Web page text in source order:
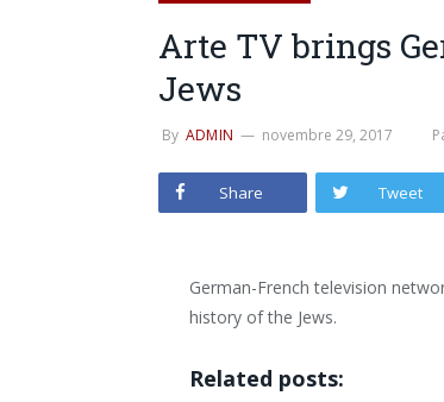
Arte TV brings
Jews
By ADMIN novembre 29, 2017
Share Tweet
German-French television
history of the Jews.
Related posts: